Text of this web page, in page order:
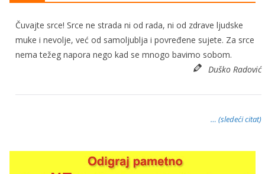
Čuvajte srce! Srce ne strada ni od rada, ni od zdrave ljudske
muke i nevolje, već od samoljublja i povređene sujete. Za srce
nema težeg napora nego kad se mnogo bavimo sobom.
Duško Radović
… (sledeći citat)